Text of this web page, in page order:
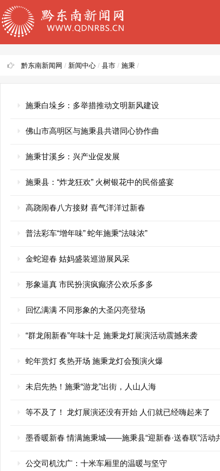
黔东南新闻网 / 新闻中心 / 县市 / 施秉 /
施秉白垛乡：多举措推动文明新风建设
佛山市高明区与施秉县共谱同心协作曲
施秉甘溪乡：兴产业促发展
施秉县：“炸龙狂欢” 火树银花中的民俗盛宴
高跷闹春八方接财 喜气洋洋过新春
普法彩车“增年味” 蛇年施秉“法味浓”
金蛇迎春 姑妈盛装巡游展风采
形象逼真 市民扮演疯癫济公欢乐多多
回忆满满 不同形象的大圣闪亮登场
“群龙闹新春”年味十足 施秉龙灯展演活动震撼来袭
蛇年赏灯 炙热开场 施秉龙灯会预演火爆
未启先热！施秉“游龙”出街，人山人海
等不及了！ 龙灯展演还没有开始 人们就已经嗨起来了
墨香暖新春 情满施秉城——施秉县“迎新春·送春联”活动
公交司机沈广：十米车厢里的温暖与坚守